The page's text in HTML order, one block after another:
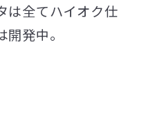
は全てハイオク仕
発中。